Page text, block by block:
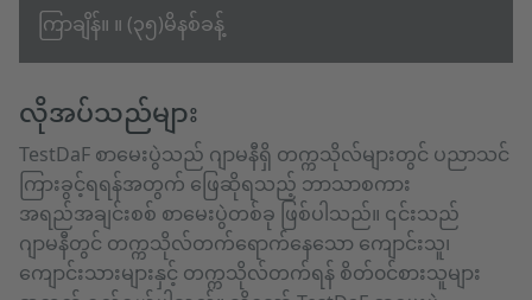
ကြာချိန်။ ။ (၃၅)မိနစ်ခန့်
လိုအပ်သည်များ
TestDaFစာမေးပွဲသည် ဂျာမနီရှိ တက္ကသိုလ်များတွင် ပညာသင်
ကြားခွင့်ရရန်အတွက် ဖြေဆိုရသည့် ဘာသာစကား
အရည်အချင်းစစ် စာမေးပွဲတစ်ခု ဖြစ်ပါသည်။ ၎င်းသည်
ဂျာမနီတွင် တက္ကသိုလ်တက်ရောက်နေသော ကျောင်းသူ၊
ကျောင်းသားများနှင့် တက္ကသိုလ်တက်ရန် စိတ်၀င်စားသူများ